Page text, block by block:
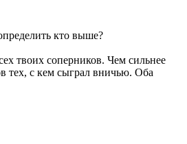
кто выше?
твоих соперников. Чем сильнее
тех, с кем сыграл вничью. Оба